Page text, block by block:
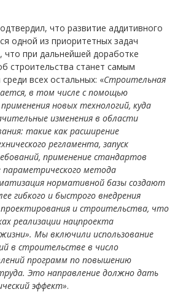
что развитие аддитивного
одной из приоритетных задач
что при дальнейшей доработке
строительства станет самым
всех остальных: «Строительная
в том числе с помощью
новых технологий, куда
изменения в области
такие как расширение
регламента, запуск
применение стандартов
параметрического метода
нормативной базы создают
гибкого и быстрого внедрения
и строительства, что
реализации нацпроекта
Мы включили использование
в строительстве в число
программ по повышению
Это направление должно дать
эффект».